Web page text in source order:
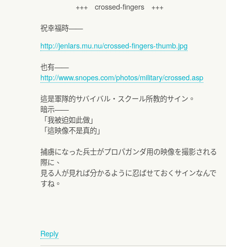
+++ crossed-fingers +++
祝幸福時——
http://jenlars.mu.nu/crossed-fingers-thumb.jpg
也有——
http://www.snopes.com/photos/military/crossed.asp
這是軍隊的サバイバル・スクール所教的サイン。
暗示——
「我被迫如此做」
「這映像不是真的」
捕虜になった兵士がプロパガンダ用の映像を撮影される
際に、
見る人が見れば分かるように忍ばせておくサインなんで
すね。
Reply